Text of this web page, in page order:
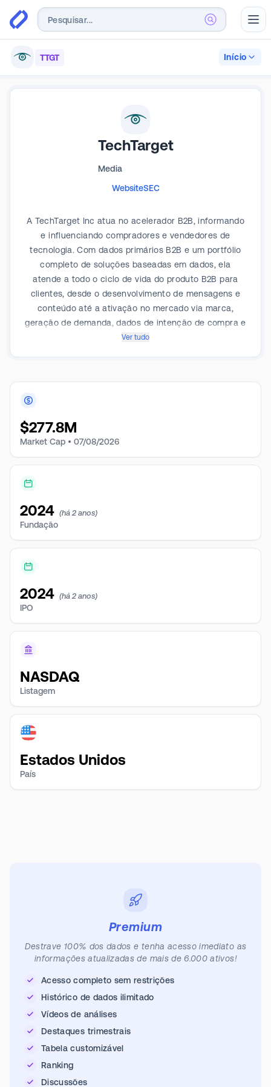
TTGT Início
TechTarget
Media
WebsiteSEC
A TechTarget Inc atua no acelerador B2B, informando
e influenciando compradores e vendedores de
tecnologia. Com dados primários B2B e um portfólio
completo de soluções baseadas em dados, ela
atende a todo o ciclo de vida do produto B2B para
clientes, desde o desenvolvimento de mensagens e
conteúdo até a ativação no mercado via marca,
geração de demanda, dados de intenção de compra e
capacitação de vendas, de P&D ao ROI.
Ver tudo
$277.8M
Market Cap • 07/08/2026
2024 (há 2 anos)
Fundação
2024 (há 2 anos)
IPO
NASDAQ
Listagem
Estados Unidos
País
Premium
Destrave 100% dos dados e tenha acesso imediato as
informações atualizadas de mais de 6.000 ativos!
Acesso completo sem restrições
Histórico de dados ilimitado
Vídeos de análises
Destaques trimestrais
Tabela customizável
Ranking
Discussões